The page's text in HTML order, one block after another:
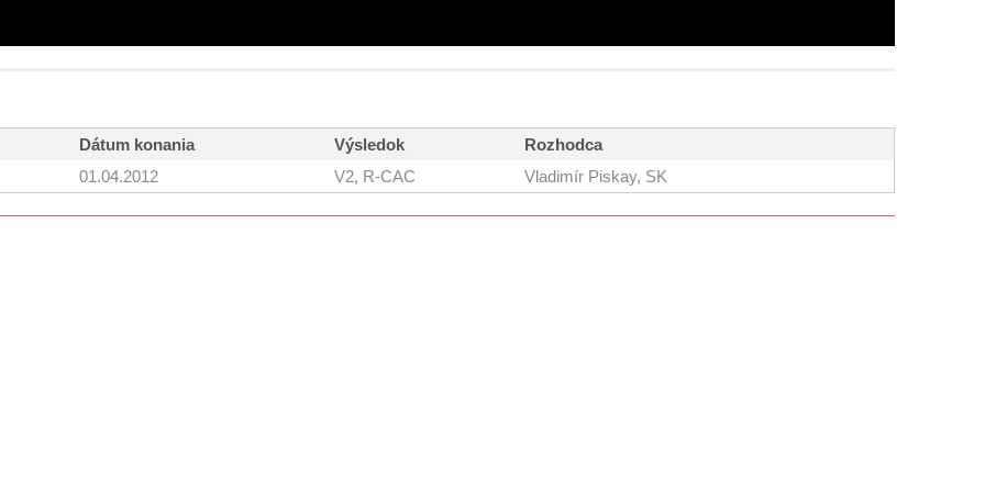
Dátum konania Výsledok
Rozhodca
01.04.2012
V2, R-CAC Vladimír Piskay, SK